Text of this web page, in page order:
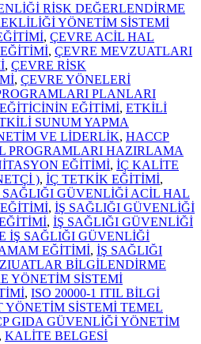
RİSK DEĞERLENDİRME
YÖNETİM SİSTEMİ
, ÇEVRE ACİL HAL
, ÇEVRE MEVZUATLARI
, ÇEVRE RİSK
, ÇEVRE YÖNELERİ
PLANLARI
EĞİTİCİNİN EĞİTİMİ, ETKİLİ
SUNUM YAPMA
VE LİDERLİK, HACCP
PROGRAMLARI HAZIRLAMA
EĞİTİMİ, İÇ KALİTE
), İÇ TETKİK EĞİTİMİ,
SAĞLIĞI GÜVENLİĞİ ACİL HAL
, İŞ SAĞLIĞI GÜVENLİĞİ
, İŞ SAĞLIĞI GÜVENLİĞİ
İŞ SAĞLIĞI GÜVENLİĞİ
EĞİTİMİ, İŞ SAĞLIĞI
BİLGİLENDİRME
YÖNETİM SİSTEMİ
, ISO 20000-1 ITIL BİLGİ
SİSTEMİ TEMEL
GIDA GÜVENLİĞİ YÖNETİM
, KALİTE BELGESİ